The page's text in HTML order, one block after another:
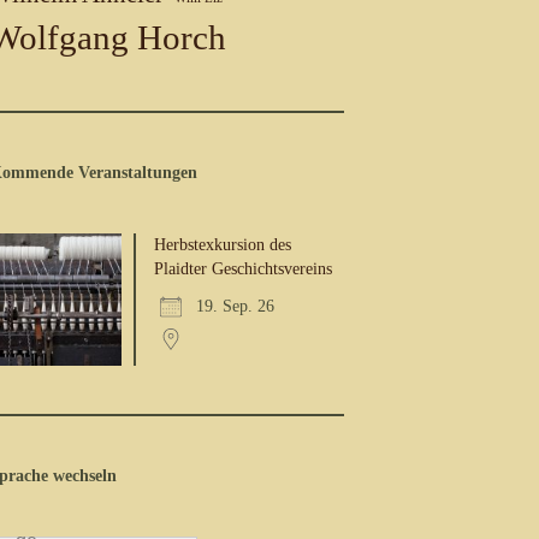
Horch
Veranstaltungen
Herbstexkursion des
Plaidter Geschichtsvereins
19. Sep. 26
wechseln